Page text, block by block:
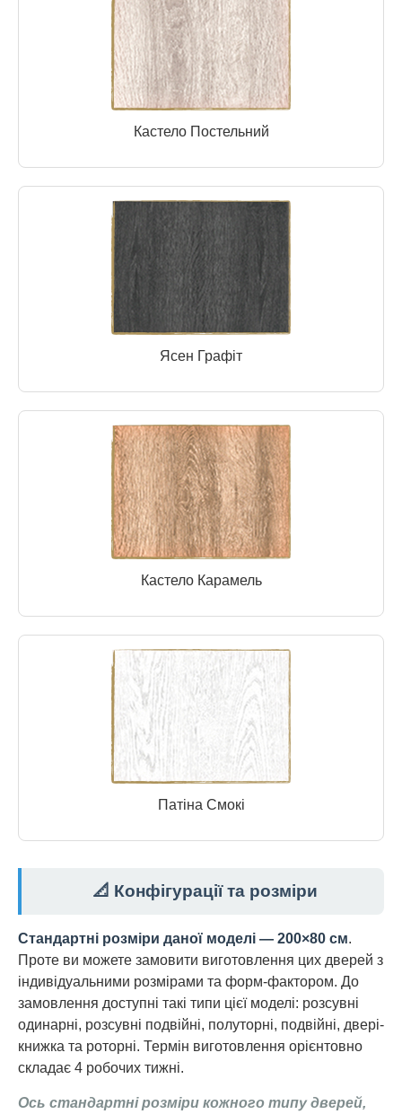
Кастело Постельний
Ясен Графіт
Кастело Карамель
Патіна Смокі
📐 Конфігурації та розміри
Стандартні розміри даної моделі — 200×80 см.
Проте ви можете замовити виготовлення цих дверей з
індивідуальними розмірами та форм-фактором. До
замовлення доступні такі типи цієї моделі: розсувні
одинарні, розсувні подвійні, полуторні, подвійні, двері-
книжка та роторні. Термін виготовлення орієнтовно
складає 4 робочих тижні.
Ось стандартні розміри кожного типу дверей,